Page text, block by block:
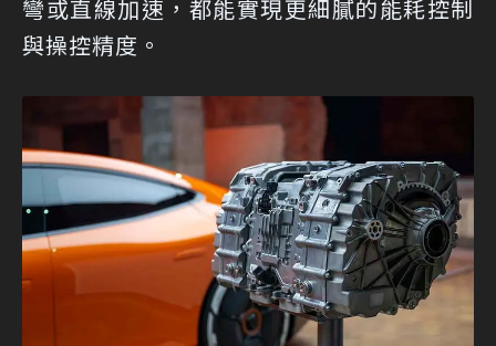
彎或直線加速，都能實現更細膩的能耗控制
與操控精度。